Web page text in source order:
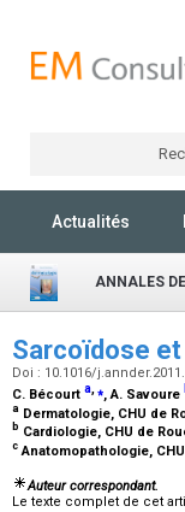
Actualités
ANNALES
Sarcoïdose
Doi : 10.1016/
C. Bécourt a ⁎, A. Savoure
a Dermatologie, CHU de
b Cardiologie, CHU de
c Anatomopathologie,
Auteur correspondant.
Le texte complet de cet